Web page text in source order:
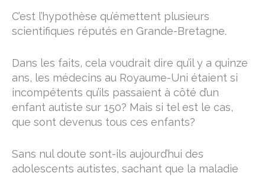
C’est l’hypothèse qu’émettent plusieurs
scientifiques réputés en Grande-Bretagne.
Dans les faits, cela voudrait dire qu’il y a quinze
ans, les médecins au Royaume-Uni étaient si
incompétents qu’ils passaient à côté d’un
enfant autiste sur 150? Mais si tel est le cas,
que sont devenus tous ces enfants?
Sans nul doute sont-ils aujourd’hui des
adolescents autistes, sachant que la maladie